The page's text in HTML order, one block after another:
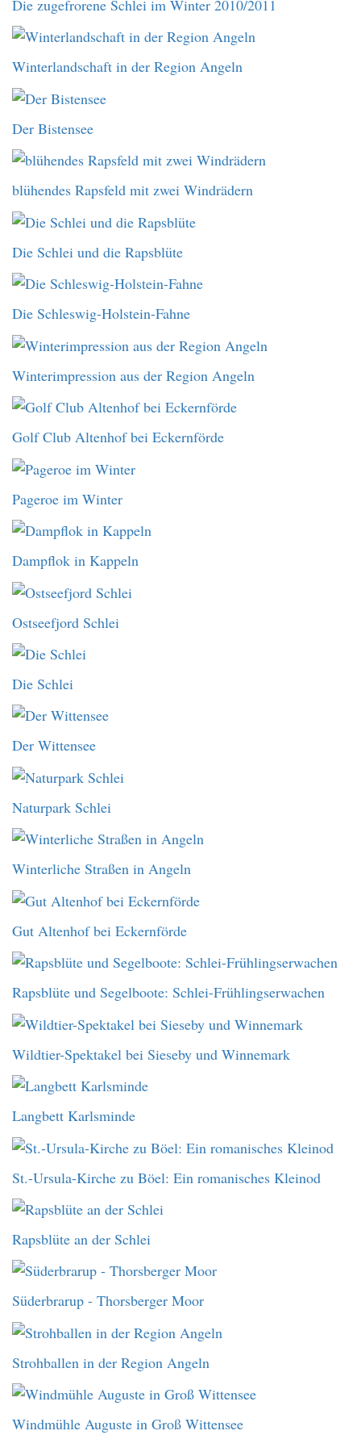
Die zugefrorene Schlei im Winter 2010/2011
Winterlandschaft in der Region Angeln
Der Bistensee
blühendes Rapsfeld mit zwei Windrädern
Die Schlei und die Rapsblüte
Die Schleswig-Holstein-Fahne
Winterimpression aus der Region Angeln
Golf Club Altenhof bei Eckernförde
Pageroe im Winter
Dampflok in Kappeln
Ostseefjord Schlei
Die Schlei
Der Wittensee
Naturpark Schlei
Winterliche Straßen in Angeln
Gut Altenhof bei Eckernförde
Rapsblüte und Segelboote: Schlei-Frühlingserwachen
Wildtier-Spektakel bei Sieseby und Winnemark
Langbett Karlsminde
St.-Ursula-Kirche zu Böel: Ein romanisches Kleinod
Rapsblüte an der Schlei
Süderbrarup - Thorsberger Moor
Strohballen in der Region Angeln
Windmühle Auguste in Groß Wittensee